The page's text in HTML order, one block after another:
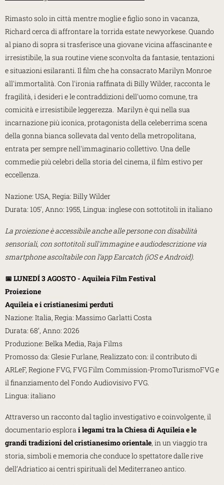
Rimasto solo in città mentre moglie e figlio sono in vacanza,
Richard cerca di affrontare la torrida estate newyorkese. Quando
al piano di sopra si trasferisce una giovane vicina affascinante e
irresistibile, la sua routine viene sconvolta da fantasie, tentazioni
e situazioni esilaranti. Il film che ha consacrato Marilyn Monroe
all'immortalità. Con l'ironia raffinata di Billy Wilder, racconta le
fragilità, i desideri e le contraddizioni dell'uomo comune, tra
comicità e irresistibile leggerezza. Marilyn è qui nella sua
incarnazione più iconica, protagonista della celeberrima scena
della gonna bianca sollevata dal vento della metropolitana,
entrata per sempre nell'immaginario collettivo. Una delle
commedie più celebri della storia del cinema, il film estivo per
eccellenza.
Nazione: USA, Regia: Billy Wilder
Durata: 105', Anno: 1955, Lingua: inglese con sottotitoli in italiano
La proiezione è accessibile anche alle persone con disabilità
sensoriali, con sottotitoli sull'immagine e audiodescrizione via
smartphone ascoltabile con l’app Earcatch (iOS e Android).
📅 LUNEDÍ 3 AGOSTO - Aquileia Film Festival
Proiezione
Aquileia e i cristianesimi perduti
Nazione: Italia, Regia: Massimo Garlatti Costa
Durata: 68’, Anno: 2026
Produzione: Belka Media, Raja Films
Promosso da: Glesie Furlane, Realizzato con: il contributo di
ARLeF, Regione FVG, FVG Film Commission-PromoTurismoFVG e
il finanziamento del Fondo Audiovisivo FVG.
Lingua: italiano
Attraverso un racconto dal taglio investigativo e coinvolgente, il
documentario esplorai legami tra la Chiesa di Aquileia e le
grandi tradizioni del cristianesimo orientale, in un viaggio tra
storia, simboli e memoria che conduce lo spettatore dalle rive
dell’Adriatico ai centri spirituali del Mediterraneo antico.